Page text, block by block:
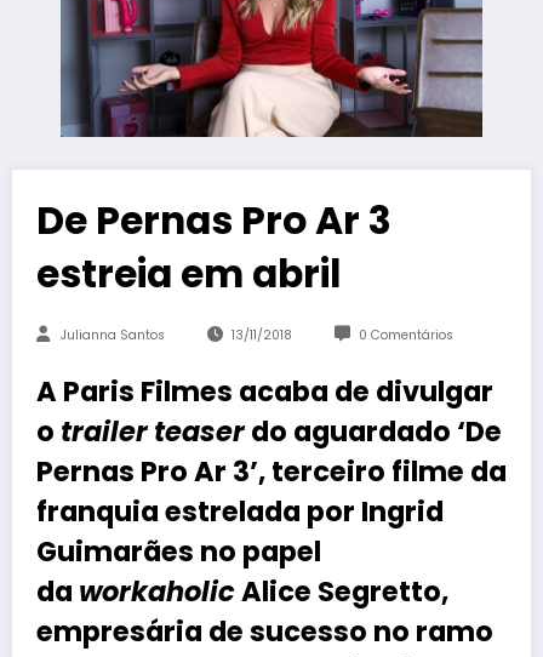
De Pernas Pro Ar 3
estreia em abril
Julianna Santos 13/11/2018 0 Comentários
A Paris Filmes acaba de divulgar
o trailer teaserdo aguardado ‘De
Pernas Pro Ar 3’, terceiro filme da
franquia estrelada por Ingrid
Guimarães no papel
da workaholicAlice Segretto,
empresária de sucesso no ramo